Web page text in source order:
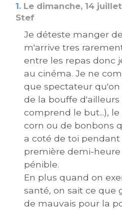
1.Le dimanche, 14 juillet
Stef
Je déteste manger
m'arrive tres
entre les repas donc
au cinéma. Je ne
que spectateur
de la bouffe d'ailleurs
comprend le but...),
corn ou de bonbons
a coté de toi pendant
première demi-
pénible.
En plus quand on
santé, on sait ce que
de mauvais pour la